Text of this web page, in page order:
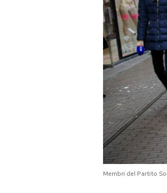
AREA PERSONALEMembri del Partito